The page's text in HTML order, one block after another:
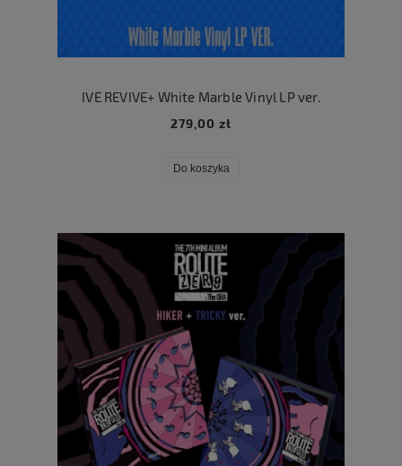
IVE REVIVE+ White Marble Vinyl LP ver.
279,00 zł
Do koszyka